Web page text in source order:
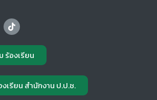
ร้องเรียน
เรียน สำนักงาน ป.ป.ช.